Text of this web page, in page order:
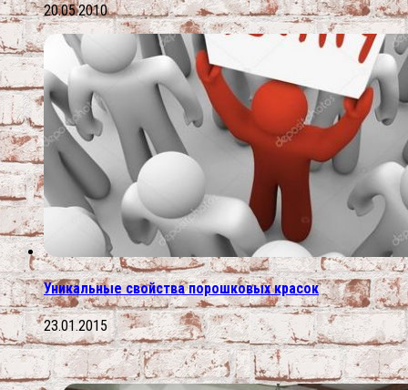
20.05.2010
Уникальные свойства порошковых красок
23.01.2015